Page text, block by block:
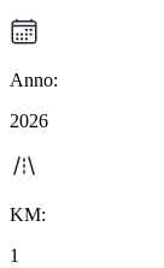
Anno:
2026
KM:
1